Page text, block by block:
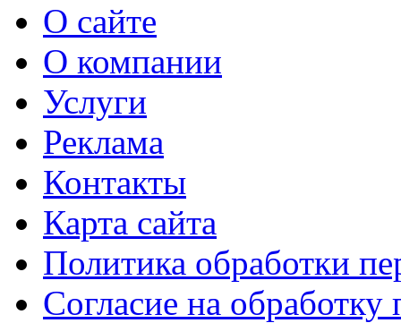
О сайте
О компании
Услуги
Реклама
Контакты
Карта сайта
Политика обработки
Согласие на